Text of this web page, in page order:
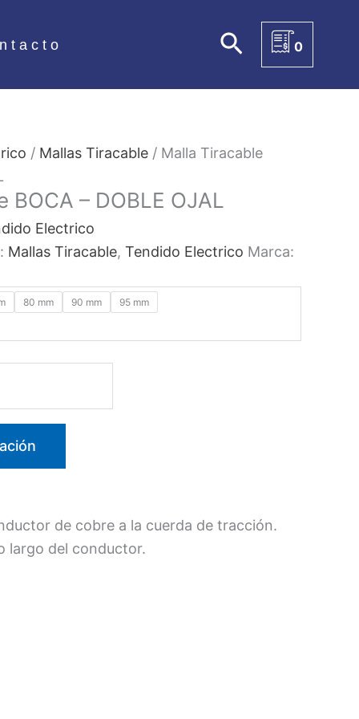
Buscar0
/ Mallas Tiracable / Malla Tiracable
BOCA – DOBLE OJAL
Electrico
Mallas Tiracable, Tendido Electrico Marca:
80 mm 90 mm 95 mm
de cobre a la cuerda de tracción.
largo del conductor.